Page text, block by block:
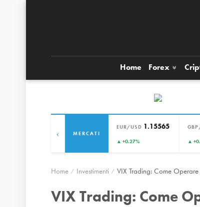
Home Forex
MERCATI
EUR/USD 1.15565
▲ +0.27% ▲
‹
Home Investimenti VIX Trading: Come
VIX Trading: Come